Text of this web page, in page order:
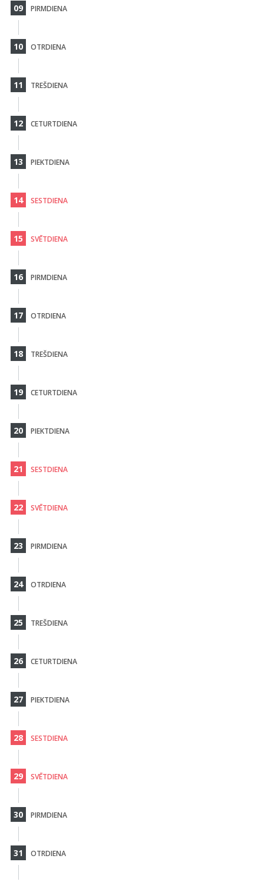
09 PIRMDIENA
10 OTRDIENA
11 TREŠDIENA
12 CETURTDIENA
13 PIEKTDIENA
14 SESTDIENA
15 SVĒTDIENA
16 PIRMDIENA
17 OTRDIENA
18 TREŠDIENA
19 CETURTDIENA
20 PIEKTDIENA
21 SESTDIENA
22 SVĒTDIENA
23 PIRMDIENA
24 OTRDIENA
25 TREŠDIENA
26 CETURTDIENA
27 PIEKTDIENA
28 SESTDIENA
29 SVĒTDIENA
30 PIRMDIENA
31 OTRDIENA